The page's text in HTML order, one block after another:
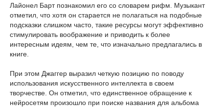
Лайонел Барт познакомил его со словарем рифм. Музыкант
отметил, что хотя он старается не полагаться на подобные
подсказки слишком часто, такие ресурсы могут эффективно
стимулировать воображение и приводить к более
интересным идеям, чем те, что изначально предлагались в
книге.
При этом Джаггер выразил четкую позицию по поводу
использования искусственного интеллекта в своем
творчестве. Он отметил, что единственное обращение к
нейросетям произошло при поиске названия для альбома